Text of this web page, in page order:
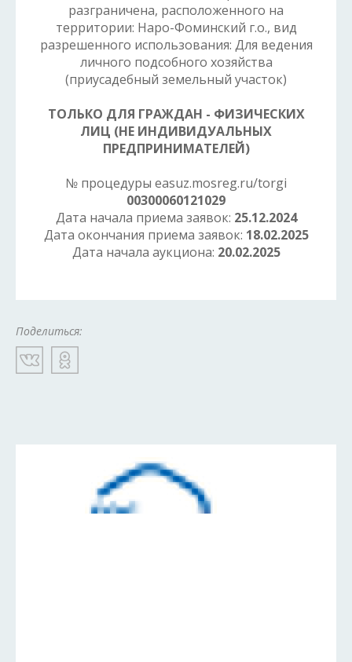
разграничена, расположенного на
территории: Наро-Фоминский г.о., вид
разрешенного использования: Для ведения
личного подсобного хозяйства
(приусадебный земельный участок)
ТОЛЬКО ДЛЯ ГРАЖДАН - ФИЗИЧЕСКИХ
ЛИЦ (НЕ ИНДИВИДУАЛЬНЫХ
ПРЕДПРИНИМАТЕЛЕЙ)
№ процедуры easuz.mosreg.ru/torgi
00300060121029
Дата начала приема заявок: 25.12.2024
Дата окончания приема заявок: 18.02.2025
Дата начала аукциона: 20.02.2025
Поделиться: